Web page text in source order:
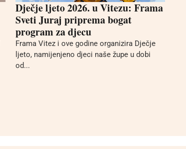
Dječje ljeto 2026. u Vitezu: Frama
Sveti Juraj priprema bogat
program za djecu
Frama Vitez i ove godine organizira Dječje
ljeto, namijenjeno djeci naše župe u dobi
od...